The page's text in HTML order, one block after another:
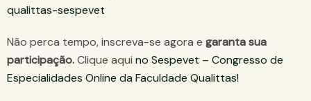
qualittas-sespevet
Não perca tempo, inscreva-se agora e garanta sua
participação.Clique aqui no Sespevet – Congresso de
Especialidades Online da Faculdade Qualittas!